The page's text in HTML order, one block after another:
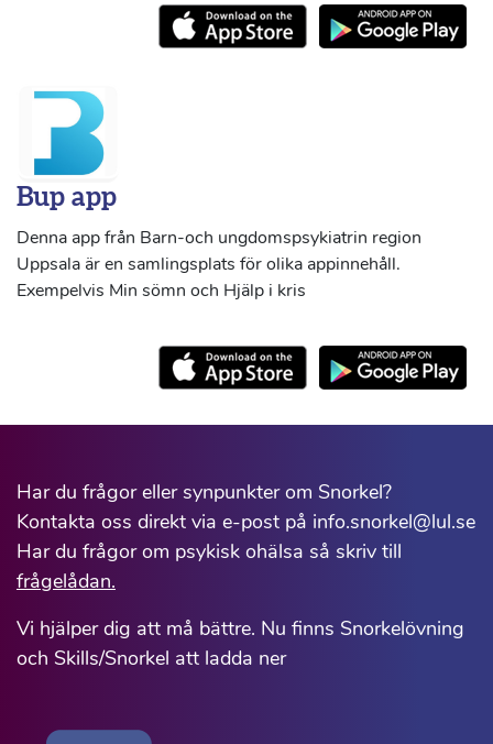
Bup app
Denna app från Barn-och ungdomspsykiatrin region
Uppsala är en samlingsplats för olika appinnehåll.
Exempelvis Min sömn och Hjälp i kris
Har du frågor eller synpunkter om Snorkel?
Kontakta oss direkt via e-post på info.snorkel@lul.se
Har du frågor om psykisk ohälsa så skriv till
frågelådan.
Vi hjälper dig att må bättre. Nu finns Snorkelövning
och Skills/Snorkel att ladda ner